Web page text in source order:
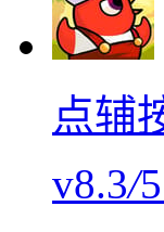
点辅
v8.3/